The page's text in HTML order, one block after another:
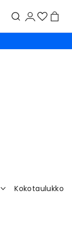
Kokotaulukko